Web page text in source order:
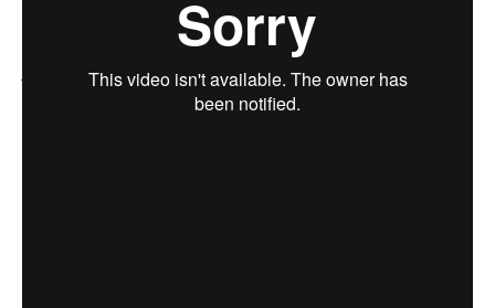
John Lennon’ın unutulmaz eseri “Working Class Hero”
şarkısından ilham alarak hazırlanmış, günümüz işçi